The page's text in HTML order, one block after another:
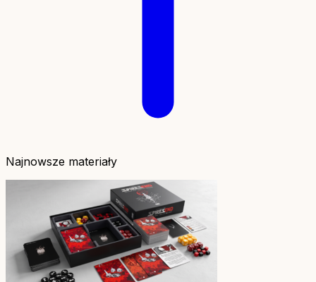
Najnowsze materiały